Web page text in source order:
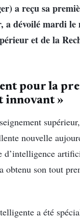
a reçu sa
a dévoilé mardi le
et de la
pour la
innovant »
nouvelle
d’intelligence
obtenu son tout
a été